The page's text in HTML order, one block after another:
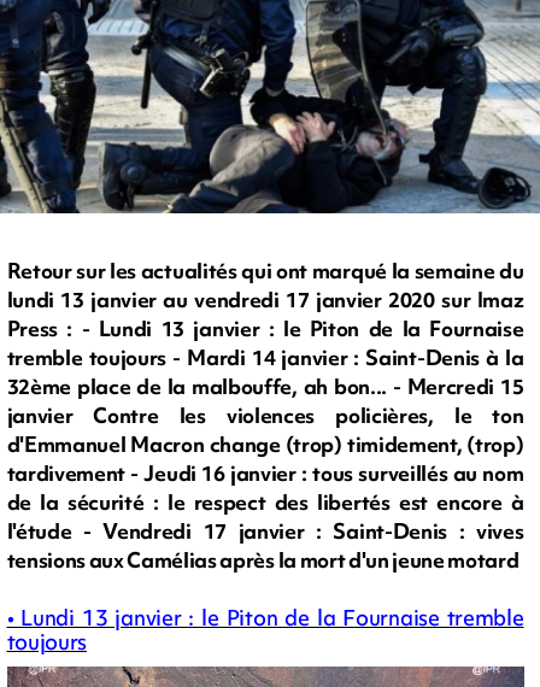
Retour sur les actualités qui ont marqué la semaine du
lundi 13 janvier au vendredi 17 janvier 2020 sur Imaz
Press : - Lundi 13 janvier : le Piton de la Fournaise
tremble toujours - Mardi 14 janvier : Saint-Denis à la
32ème place de la malbouffe, ah bon... - Mercredi 15
janvier Contre les violences policières, le ton
d'Emmanuel Macron change (trop) timidement, (trop)
tardivement - Jeudi 16 janvier : tous surveillés au nom
de la sécurité : le respect des libertés est encore à
l'étude - Vendredi 17 janvier : Saint-Denis : vives
tensions aux Camélias après la mort d'un jeune motard
• Lundi 13 janvier : le Piton de la Fournaise tremble
toujours